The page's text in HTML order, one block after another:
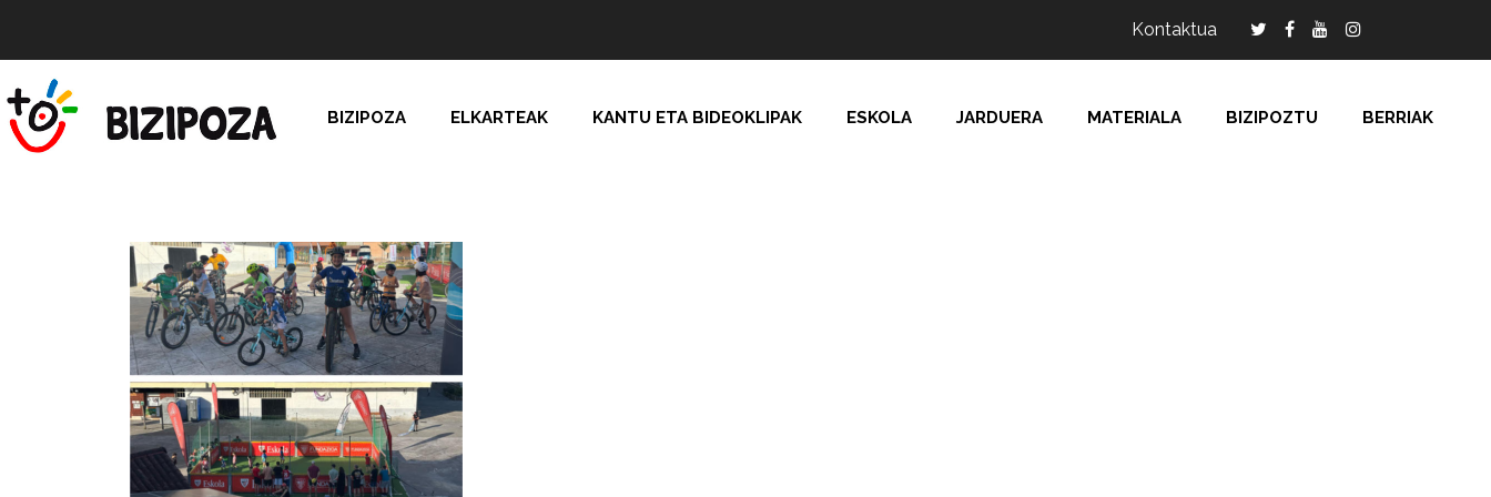
Kontaktua
BIZIPOZA ELKARTEAK KANTU ETA BIDEOKLIPAK ESKOLA JARDUERA MATERIALA BIZIPOZTU BERRIAK